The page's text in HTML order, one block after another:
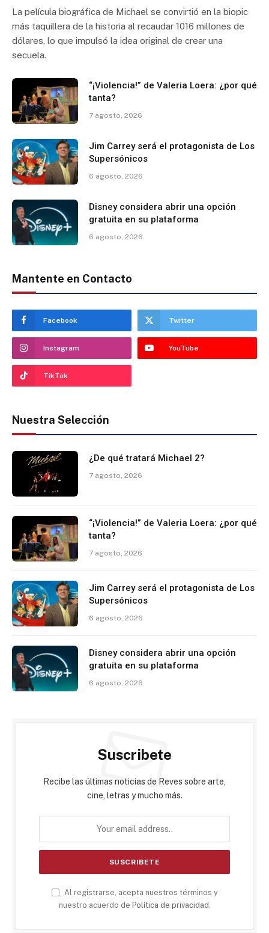
La película biográfica de Michael se convirtió en la biopic
más taquillera de la historia al recaudar 1016 millones de
dólares, lo que impulsó la idea original de crear una
secuela.
“¡Violencia!” de Valeria Loera: ¿por qué
tanta?
7 agosto, 2026
Jim Carrey será el protagonista de Los
Supersónicos
6 agosto, 2026
Disney considera abrir una opción
gratuita en su plataforma
6 agosto, 2026
Mantente en Contacto
Facebook Twitter
Instagram YouTube
TikTok
Nuestra Selección
¿De qué tratará Michael 2?
7 agosto, 2026
“¡Violencia!” de Valeria Loera: ¿por qué
tanta?
7 agosto, 2026
Jim Carrey será el protagonista de Los
Supersónicos
6 agosto, 2026
Disney considera abrir una opción
gratuita en su plataforma
6 agosto, 2026
Suscribete
Recibe las últimas noticias de Reves sobre arte,
cine, letras y mucho más.
Al registrarse, acepta nuestros términos y
nuestro acuerdo de Política de privacidad .